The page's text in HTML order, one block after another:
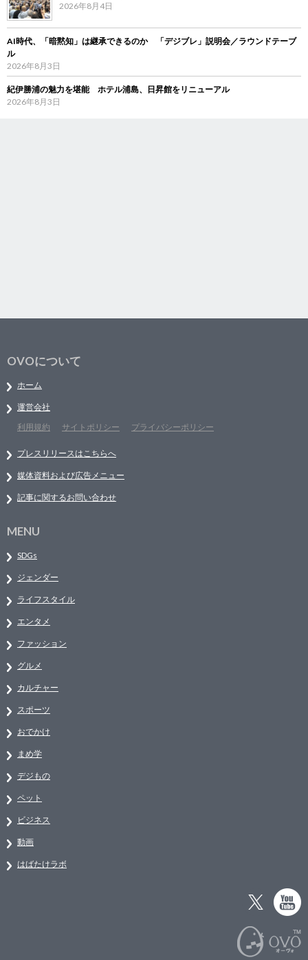
2026年8月4日
AI時代、「暗黙知」は継承できるのか 「デジブレ」説明会／ラウンドテーブ
ル
2026年8月3日
紀伊勝浦の魅力を堪能 ホテル浦島、日昇館をリニューアル
2026年8月3日
OVOについて
ホーム
運営会社
利用規約
サイトポリシー プライバシーポリシー
プレスリリースはこちらへ
媒体資料および広告メニュー
記事に関するお問い合わせ
MENU
SDGs
ジェンダー
ライフスタイル
エンタメ
ファッション
グルメ
カルチャー
スポーツ
おでかけ
まめ学
デジもの
ペット
ビジネス
動画
はばたけラボ